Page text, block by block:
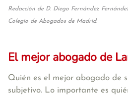
Redacción de D. Diego Fernández
Colegio de Abogados de Madrid.
El mejor abogado de
Quién es el mejor abogado de
subjetivo. Lo importante es